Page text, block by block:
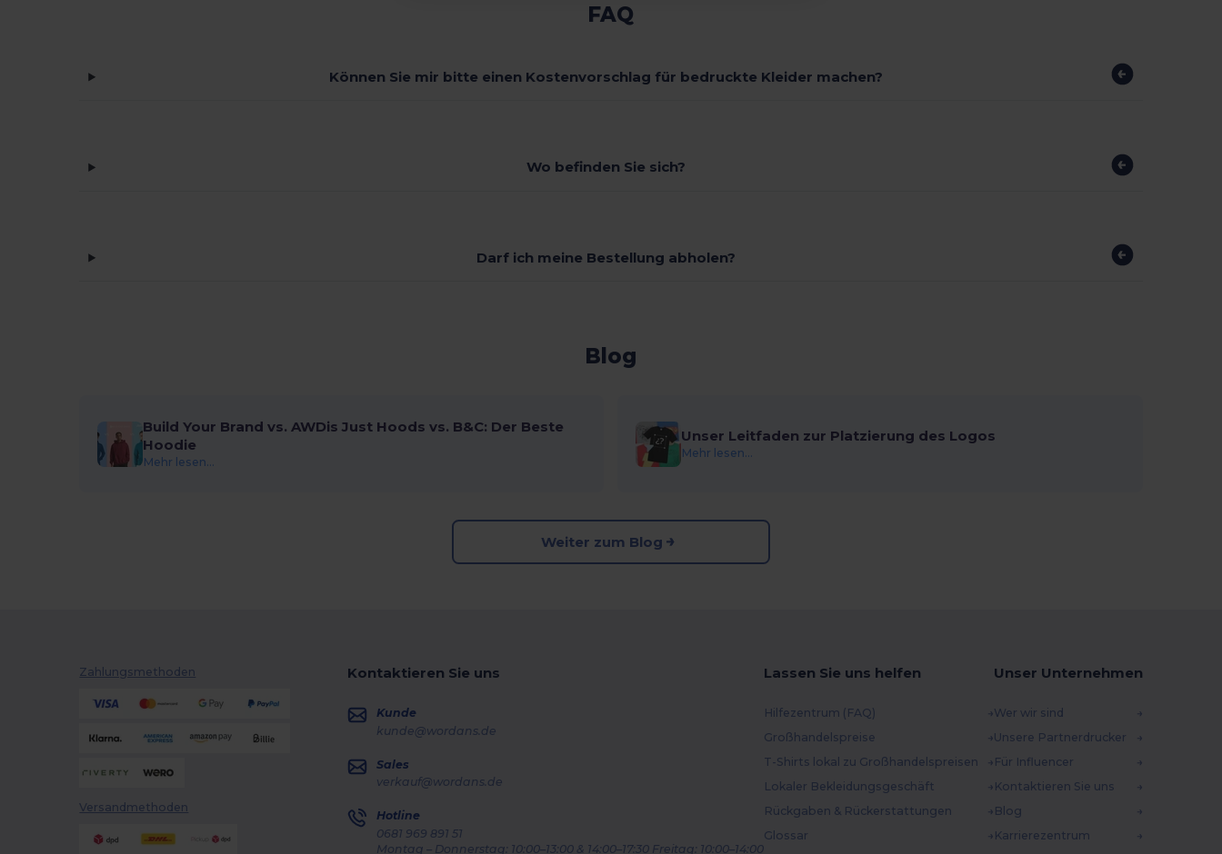
FAQ
Können Sie mir bitte einen Kostenvorschlag für bedruckte Kleider machen?
Wo befinden Sie sich?
Darf ich meine Bestellung abholen?
Blog
Build Your Brand vs. AWDis Just Hoods vs. B&C: Der Beste
Hoodie
Mehr lesen...
Unser Leitfaden zur Platzierung des Logos
Mehr lesen...
Weiter zum Blog
Zahlungsmethoden
Versandmethoden
Kontaktieren Sie uns
Kunde
kunde@wordans.de
Sales
verkauf@wordans.de
Hotline
0681 969 891 51
Montag – Donnerstag: 10:00–13:00 & 14:00–17:30 Freitag: 10:00–14:00
Lassen Sie uns helfen
Hilfezentrum (FAQ)
Großhandelspreise
T-Shirts lokal zu Großhandelspreisen
Lokaler Bekleidungsgeschäft
Rückgaben & Rückerstattungen
Glossar
Unser Unternehmen
Wer wir sind
Unsere Partnerdrucker
Für Influencer
Kontaktieren Sie uns
Blog
Karrierezentrum